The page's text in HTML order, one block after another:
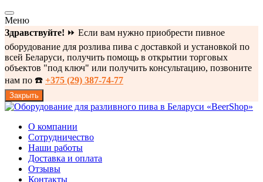
Меню
Здравствуйте! ⏩ Если вам нужно приобрести пивное
оборудование для розлива пива с доставкой и установкой по
всей Беларуси, получить помощь в открытии торговых
объектов "под ключ" или получить консультацию, позвоните
нам по ☎️ +375 (29) 387-74-77
Закрыть
О компании
Сотрудничество
Наши работы
Доставка и оплата
Отзывы
Контакты